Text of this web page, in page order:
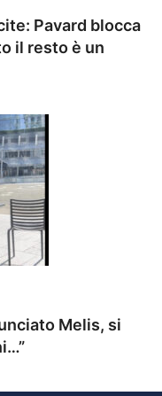
Pavard blocca
il resto è un
Melis, si